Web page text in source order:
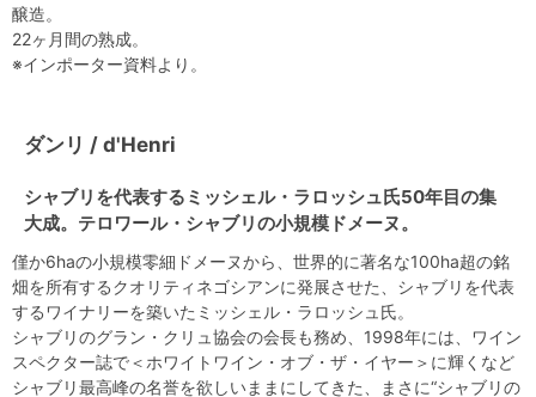
醸造。
22ヶ月間の熟成。
※インポーター資料より。
ダンリ / d'Henri
シャブリを代表するミッシェル・ラロッシュ氏50年目の集
大成。テロワール・シャブリの小規模ドメーヌ。
僅か6haの小規模零細ドメーヌから、世界的に著名な100ha超の銘
畑を所有するクオリティネゴシアンに発展させた、シャブリを代表
するワイナリーを築いたミッシェル・ラロッシュ氏。
シャブリのグラン・クリュ協会の会長も務め、1998年には、ワイン
スペクター誌で＜ホワイトワイン・オブ・ザ・イヤー＞に輝くなど
シャブリ最高峰の名誉を欲しいままにしてきた、まさに“シャブリの